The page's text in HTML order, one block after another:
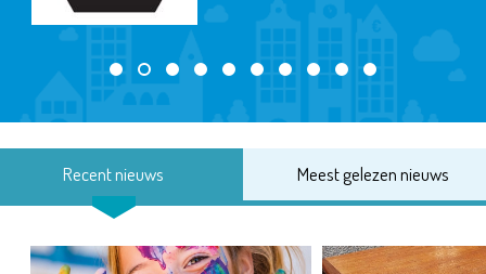
Recent nieuws Meest gelezen nieuws